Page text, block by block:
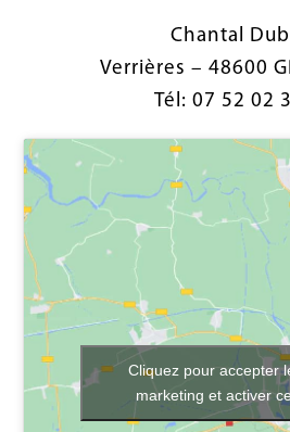
Chantal
Verrières – 48600
Tél: 07 52 02
Cliquez pour accepter
marketing et activer